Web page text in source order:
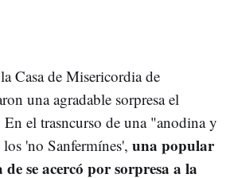
Casa de Misericordia de
una agradable sorpresa el
el trasncurso de una "anodina y
'no Sanfermínes', una popular
se acercó por sorpresa a la